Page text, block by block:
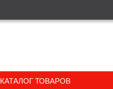
КАТАЛОГ ТОВАРОВ